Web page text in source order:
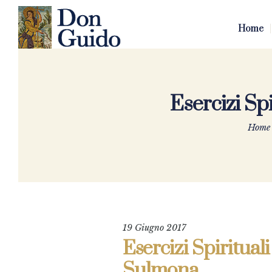
Home
Esercizi
Home
19 Giugno 2017
Esercizi